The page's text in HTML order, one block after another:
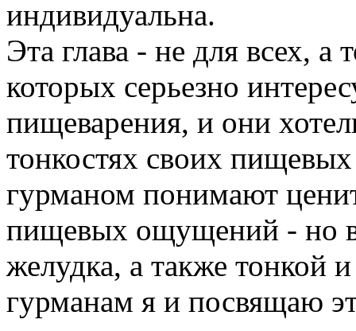
индивидуальна.
Эта глава - не для всех, а
которых серьезно
пищеварения, и они
тонкостях своих
гурманом понимают
пищевых ощущений - но
желудка, а также тонкой
гурманам я и посвящаю